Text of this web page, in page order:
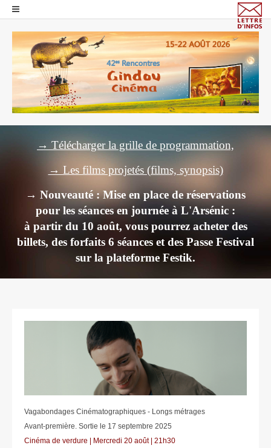
→ Télécharger la grille de programmation,
→ Les films projetés (films, synopsis)
→ Nouveauté : Mise en place de réservations
pour les séances en journée à L'Arsénic :
à partir du 10 août, vous pourrez acheter des
billets, des forfaits 6 séances et des Passe Festival
sur la plateforme Festik.
Vagabondages Cinématographiques - Longs métrages
Avant-première. Sortie le 17 septembre 2025
Cinéma de verdure | Mercredi 20 août | 21h30